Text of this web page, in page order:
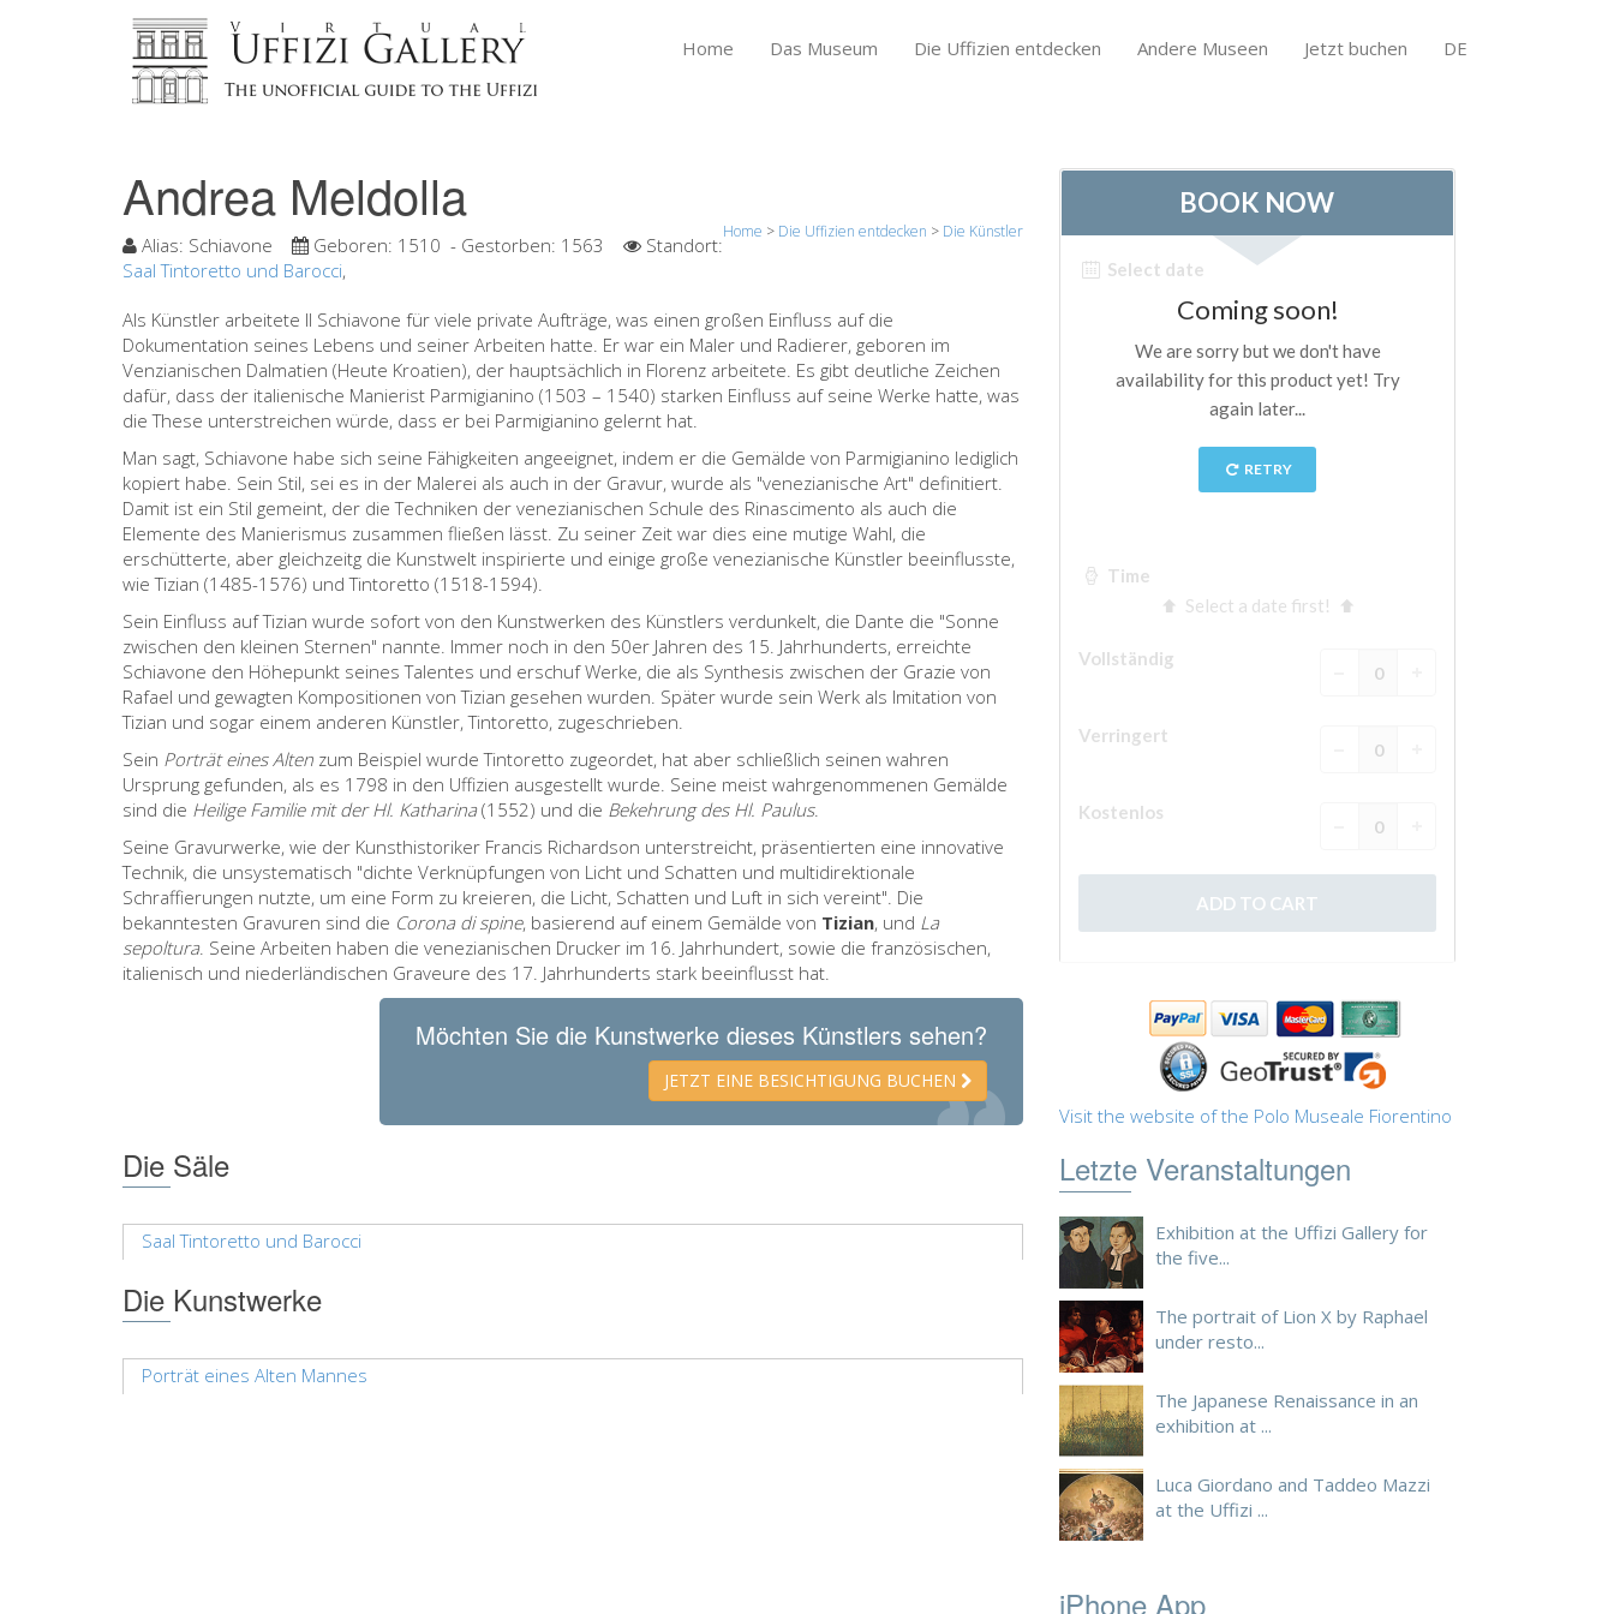
Home Das Museum Die Uffizien entdecken Andere Museen Jetzt buchen DE
Andrea Meldolla
Home > Die Uffizien entdecken > Die Künstler
Alias: Schiavone Geboren: 1510 - Gestorben: 1563
Standort:
Saal Tintoretto und Barocci,
Als Künstler arbeitete Il Schiavone für viele private Aufträge, was einen großen Einfluss auf die
Dokumentation seines Lebens und seiner Arbeiten hatte. Er war ein Maler und Radierer, geboren im
Venzianischen Dalmatien (Heute Kroatien), der hauptsächlich in Florenz arbeitete. Es gibt deutliche Zeichen
dafür, dass der italienische Manierist Parmigianino (1503 – 1540) starken Einfluss auf seine Werke hatte, was
die These unterstreichen würde, dass er bei Parmigianino gelernt hat.
Man sagt, Schiavone habe sich seine Fähigkeiten angeeignet, indem er die Gemälde von Parmigianino lediglich
kopiert habe. Sein Stil, sei es in der Malerei als auch in der Gravur, wurde als "venezianische Art" definitiert.
Damit ist ein Stil gemeint, der die Techniken der venezianischen Schule des Rinascimento als auch die
Elemente des Manierismus zusammen fließen lässt. Zu seiner Zeit war dies eine mutige Wahl, die
erschütterte, aber gleichzeitg die Kunstwelt inspirierte und einige große venezianische Künstler beeinflusste,
wie Tizian (1485-1576) und Tintoretto (1518-1594).
Sein Einfluss auf Tizian wurde sofort von den Kunstwerken des Künstlers verdunkelt, die Dante die "Sonne
zwischen den kleinen Sternen" nannte. Immer noch in den 50er Jahren des 15. Jahrhunderts, erreichte
Schiavone den Höhepunkt seines Talentes und erschuf Werke, die als Synthesis zwischen der Grazie von
Rafael und gewagten Kompositionen von Tizian gesehen wurden. Später wurde sein Werk als Imitation von
Tizian und sogar einem anderen Künstler, Tintoretto, zugeschrieben.
Sein Porträt eines Alten zum Beispiel wurde Tintoretto zugeordet, hat aber schließlich seinen wahren
Ursprung gefunden, als es 1798 in den Uffizien ausgestellt wurde. Seine meist wahrgenommenen Gemälde
sind die Heilige Familie mit der Hl. Katharina(1552) und die Bekehrung des Hl. Paulus.
Seine Gravurwerke, wie der Kunsthistoriker Francis Richardson unterstreicht, präsentierten eine innovative
Technik, die unsystematisch "dichte Verknüpfungen von Licht und Schatten und multidirektionale
Schraffierungen nutzte, um eine Form zu kreieren, die Licht, Schatten und Luft in sich vereint". Die
bekanntesten Gravuren sind die Corona di spine, basierend auf einem Gemälde von Tizian, und La
sepoltura. Seine Arbeiten haben die venezianischen Drucker im 16. Jahrhundert, sowie die französischen,
italienisch und niederländischen Graveure des 17. Jahrhunderts stark beeinflusst hat.
Möchten Sie die Kunstwerke dieses Künstlers sehen?
JETZT EINE BESICHTIGUNG BUCHEN
Die Säle
Saal Tintoretto und Barocci
Die Kunstwerke
Porträt eines Alten Mannes
Visit the website of the Polo Museale Fiorentino
Letzte Veranstaltungen
Exhibition at the Uffizi Gallery for
the five...
The portrait of Lion X by Raphael
under resto...
The Japanese Renaissance in an
exhibition at ...
Luca Giordano and Taddeo Mazzi
at the Uffizi ...
iPhone App